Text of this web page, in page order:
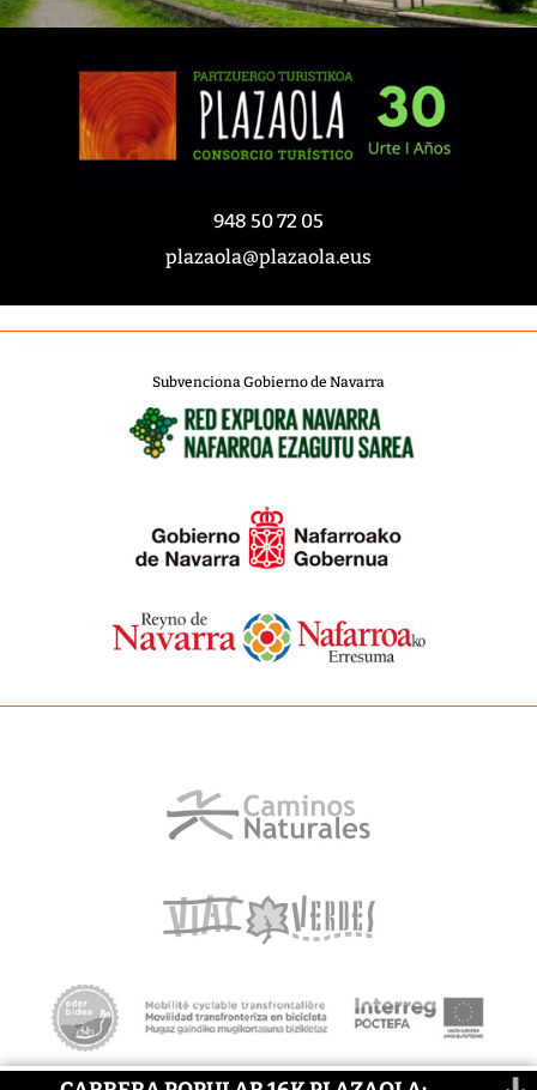
948 50 72 05
plazaola@plazaola.eus
Subvenciona Gobierno de Navarra